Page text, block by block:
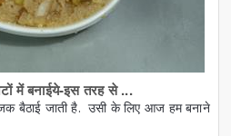
में बनाईये-इस तरह से ...
बैठाई जाती है. उसी के लिए आज हम बनाने